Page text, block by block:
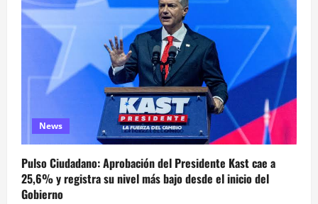
News
Pulso Ciudadano: Aprobación del Presidente Kast cae a
25,6% y registra su nivel más bajo desde el inicio del
Gobierno